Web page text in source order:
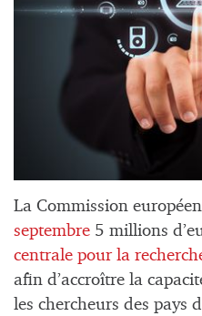
La Commission
septembre 5 millions
centrale pour la
afin d’accroître la
les chercheurs des pays